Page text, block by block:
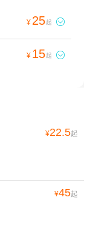
¥ 25起 
¥ 15起 
¥22.5起
¥45起